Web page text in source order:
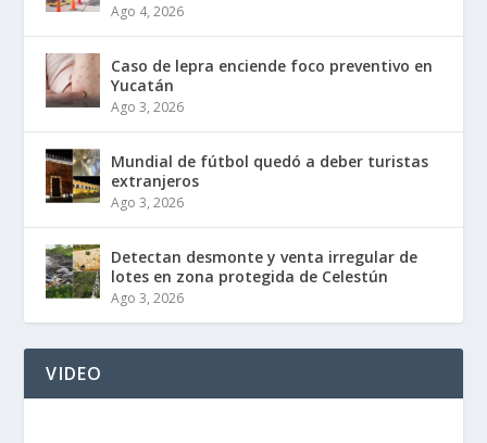
Ago 4, 2026
Caso de lepra enciende foco preventivo en
Yucatán
Ago 3, 2026
Mundial de fútbol quedó a deber turistas
extranjeros
Ago 3, 2026
Detectan desmonte y venta irregular de
lotes en zona protegida de Celestún
Ago 3, 2026
VIDEO